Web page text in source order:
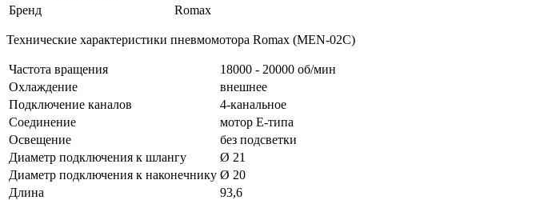
Бренд
Romax
Технические характеристики пневмомотора Romax (MEN-02C)
Частота вращения
18000 - 20000 об/мин
Охлаждение
внешнее
Подключение каналов
4-канальное
Соединение
мотор E-типа
Освещение
без подсветки
Диаметр подключения к шлангу
Ø 21
Диаметр подключения к наконечнику Ø 20
Длина
93,6